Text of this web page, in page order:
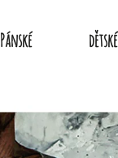
Pánské dětské